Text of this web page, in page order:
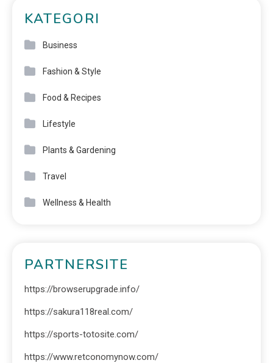
KATEGORI
Business
Fashion & Style
Food & Recipes
Lifestyle
Plants & Gardening
Travel
Wellness & Health
PARTNERSITE
https://browserupgrade.info/
https://sakura118real.com/
https://sports-totosite.com/
https://www.retconomynow.com/